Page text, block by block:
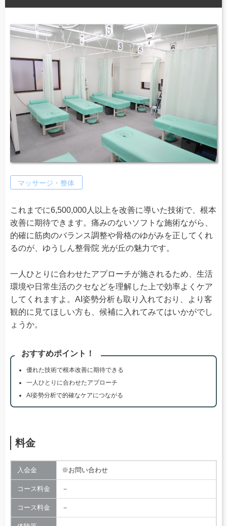
マッサージ・整体
これまでに6,500,000人以上を改善に導いた技術で、根本
改善に期待できます。痛みのないソフトな施術ながら、
的確に筋肉のバランス調整や骨格のゆがみを正してくれ
るのが、ゆうしん整骨院 光が丘の魅力です。
一人ひとりに合わせたアプローチが施されるため、生活
環境や日常生活のクセなどを理解した上で効率よくケア
してくれますよ。AI姿勢分析も取り入れており、より客
観的に見てほしい方も、候補に入れてみてはいかがでし
ょうか。
おすすめポイント！
優れた技術で根本改善に期待できる
一人ひとりに合わせたアプローチ
AI姿勢分析で的確なケアにつながる
料金
入会金 ※お問い合わせ
コース料金 －
コース料金 －